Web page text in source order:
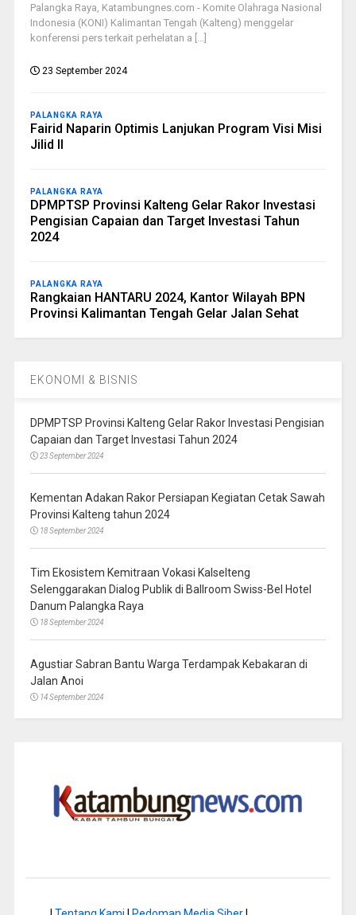
Palangka Raya, Katambungnes.com - Komite Olahraga Nasional
Indonesia (KONI) Kalimantan Tengah (Kalteng) menggelar
konferensi pers terkait perhelatan a [...]
23 September 2024
PALANGKA RAYA
Fairid Naparin Optimis Lanjukan Program Visi Misi
Jilid II
PALANGKA RAYA
DPMPTSP Provinsi Kalteng Gelar Rakor Investasi
Pengisian Capaian dan Target Investasi Tahun
2024
PALANGKA RAYA
Rangkaian HANTARU 2024, Kantor Wilayah BPN
Provinsi Kalimantan Tengah Gelar Jalan Sehat
EKONOMI & BISNIS
DPMPTSP Provinsi Kalteng Gelar Rakor Investasi Pengisian
Capaian dan Target Investasi Tahun 2024
23 September 2024
Kementan Adakan Rakor Persiapan Kegiatan Cetak Sawah
Provinsi Kalteng tahun 2024
18 September 2024
Tim Ekosistem Kemitraan Vokasi Kalselteng
Selenggarakan Dialog Publik di Ballroom Swiss-Bel Hotel
Danum Palangka Raya
18 September 2024
Agustiar Sabran Bantu Warga Terdampak Kebakaran di
Jalan Anoi
14 September 2024